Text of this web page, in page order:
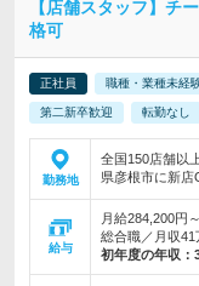
【店舗スタッフ】チ
格可
正社員 職種・業種未経
第二新卒歓迎 転勤なし
勤務地
全国150店舗以
県彦根市に新店
給与
月給284,200円
総合職／月収41
初年度の年収：